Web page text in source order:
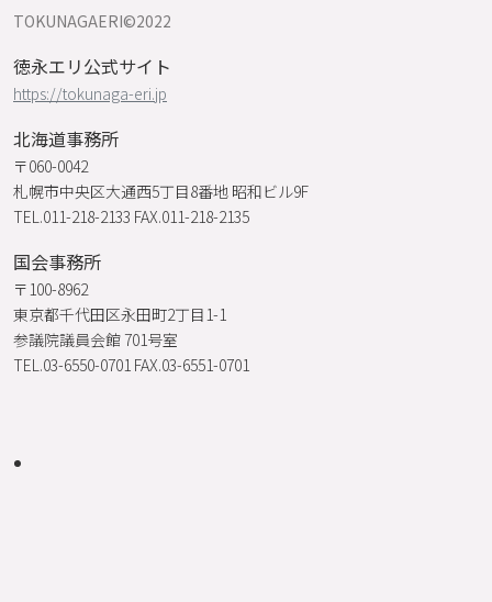
TOKUNAGAERI©️2022
徳永エリ公式サイト
https://tokunaga-eri.jp
北海道事務所
〒060-0042
札幌市中央区大通西5丁目8番地 昭和ビル9F
TEL.011-218-2133 FAX.011-218-2135
国会事務所
〒100-8962
東京都千代田区永田町2丁目1-1
参議院議員会館 701号室
TEL.03-6550-0701 FAX.03-6551-0701